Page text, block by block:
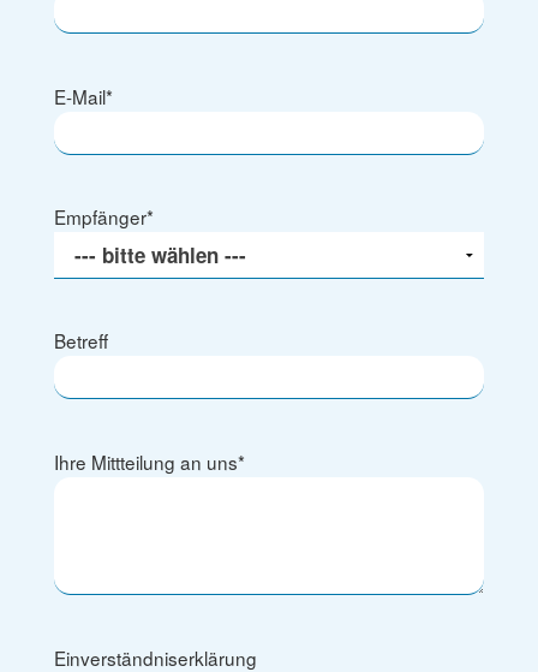
E-Mail*
Empfänger*
Betreff
Ihre Mittteilung an uns*
Einverständniserklärung